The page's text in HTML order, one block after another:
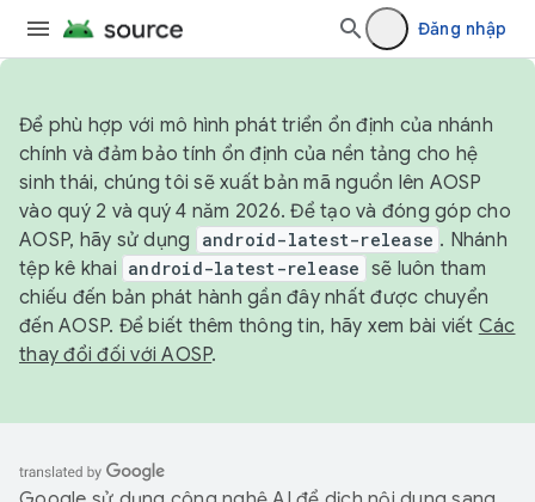
Đăng nhập
Để phù hợp với mô hình phát triển ổn định của nhánh
chính và đảm bảo tính ổn định của nền tảng cho hệ
sinh thái, chúng tôi sẽ xuất bản mã nguồn lên AOSP
vào quý 2 và quý 4 năm 2026. Để tạo và đóng góp cho
AOSP, hãy sử dụng
android-latest-release . Nhánh
tệp kê khai android-latest-release sẽ luôn tham
chiếu đến bản phát hành gần đây nhất được chuyển
đến AOSP. Để biết thêm thông tin, hãy xem bài viết Các
thay đổi đối với AOSP.